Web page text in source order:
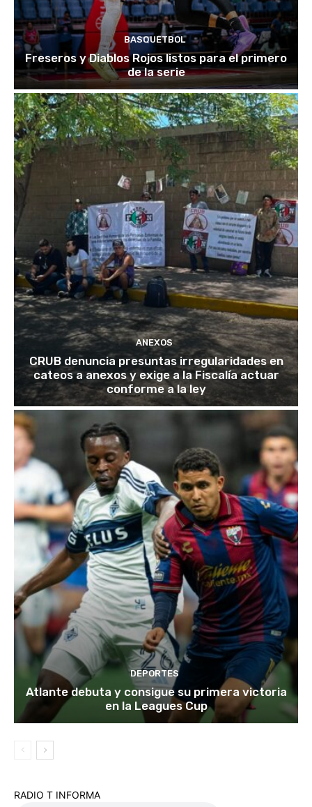
BASQUETBOL
Freseros y Diablos Rojos listos para el primero
de la serie
ANEXOS
CRUB denuncia presuntas irregularidades en
cateos a anexos y exige a la Fiscalía actuar
conforme a la ley
DEPORTES
Atlante debuta y consigue su primera victoria
en la Leagues Cup
RADIO T INFORMA